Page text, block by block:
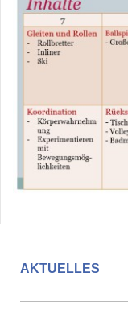
AKTUELLES